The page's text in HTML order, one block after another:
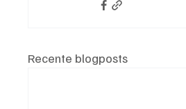
Recente blogposts